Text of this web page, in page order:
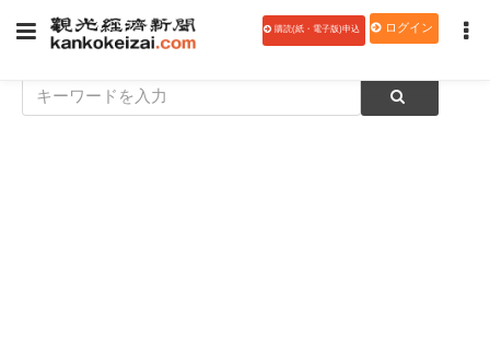
購読(紙・電子版)申込 ログイン